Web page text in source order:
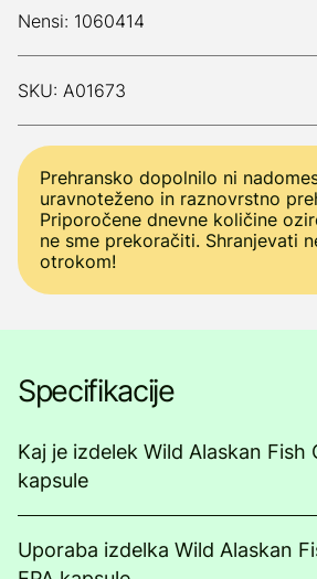
Nensi: 1060414
SKU: A01673
Prehransko dopolnilo ni
uravnoteženo in raznovrstno
Priporočene dnevne količine
ne sme prekoračiti. Shranjevati
otrokom!
Specifikacije
Kaj je izdelek Wild Alaskan Fish
kapsule
Uporaba izdelka Wild Alaskan